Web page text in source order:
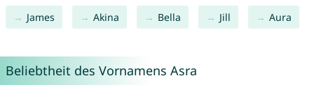
James Akina Bella Jill Aura
Beliebtheit des Vornamens Asra